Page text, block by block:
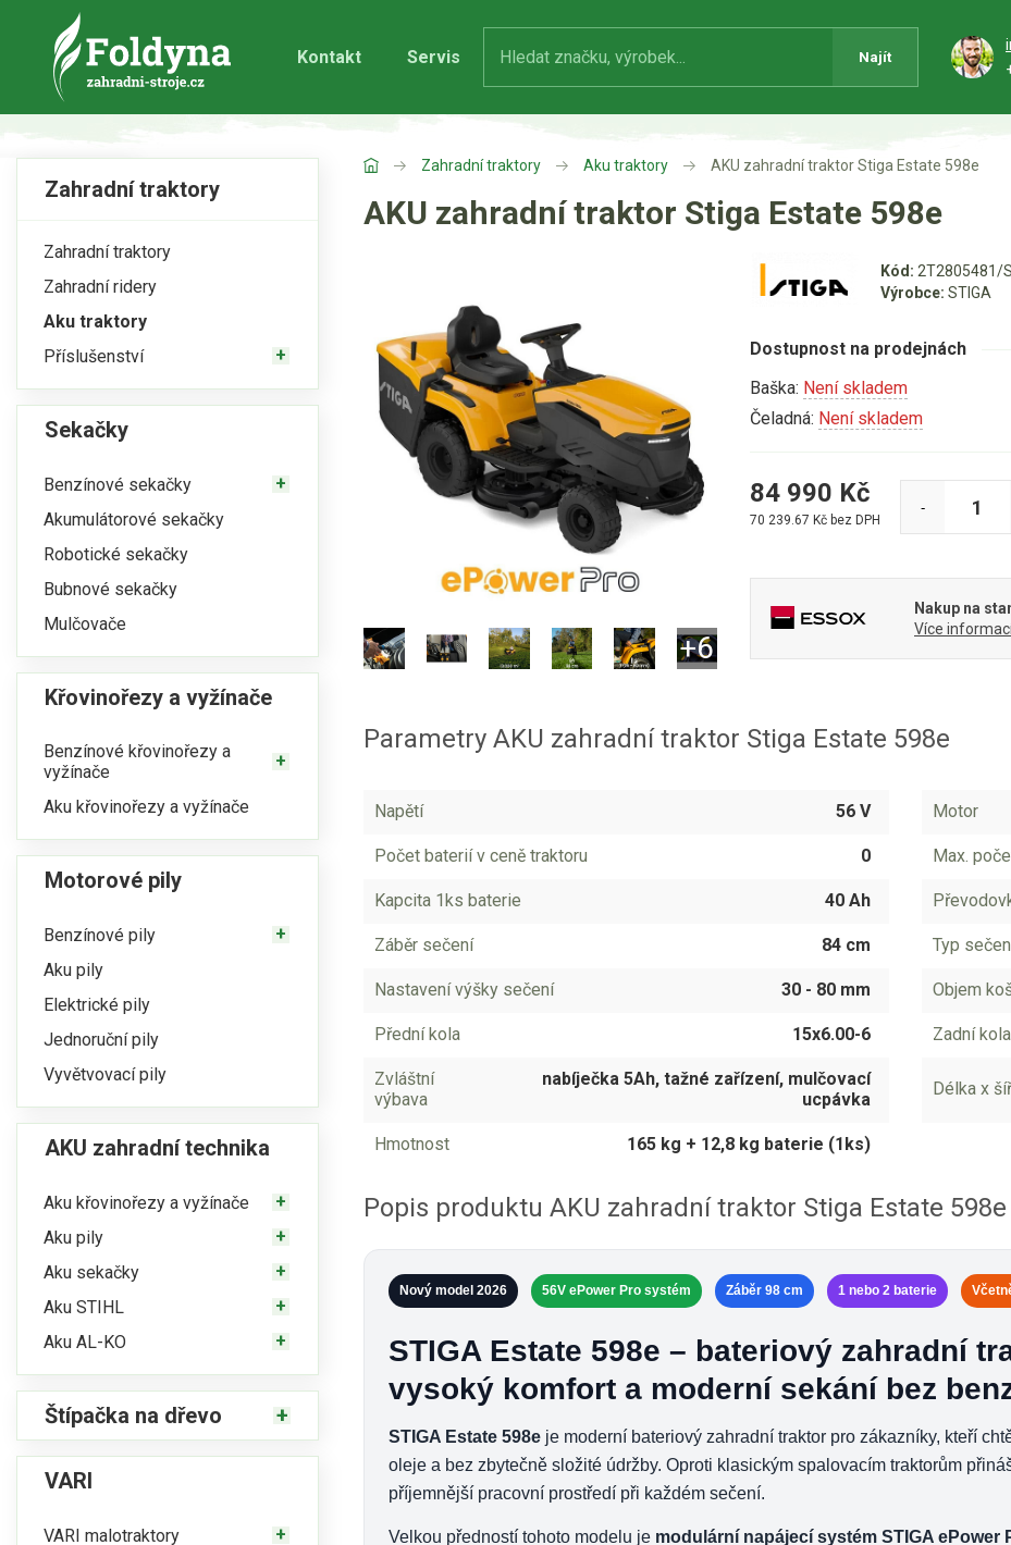
Kontakt Servis Najít
Zahradní traktory
Zahradní traktory
Zahradní ridery
Aku traktory
Příslušenství
Sekačky
Benzínové sekačky
Akumulátorové sekačky
Robotické sekačky
Bubnové sekačky
Mulčovače
Křovinořezy a vyžínače
Benzínové křovinořezy a
vyžínače
Aku křovinořezy a vyžínače
Motorové pily
Benzínové pily
Aku pily
Elektrické pily
Jednoruční pily
Vyvětvovací pily
AKU zahradní technika
Aku křovinořezy a vyžínače
Aku pily
Aku sekačky
Aku STIHL
Aku AL-KO
Štípačka na dřevo
VARI
VARI malotraktory
Zahradní traktory Aku traktory AKU zahradní traktor Stiga Estate 598e
AKU zahradní traktor Stiga Estate 598e
Kód: 2T2805481/
Výrobce: STIGA
Dostupnost na prodejnách
Baška: Není skladem
Čeladná: Není skladem
84 990 Kč
70 239.67 Kč bez DPH
-
Nakup na
Více
Parametry AKU zahradní traktor Stiga Estate 598e
Napětí 56 V Motor
Počet baterií v ceně traktoru 0 Max.
Kapcita 1ks baterie 40 Ah
Záběr sečení 84 cm Typ
Nastavení výšky sečení 30 - 80 mm Objem
Přední kola 15x6.00-6 Zadní kola
Zvláštní
výbava
nabíječka 5Ah, tažné zařízení, mulčovací
ucpávka
Délka x
Hmotnost 165 kg + 12,8 kg baterie (1ks)
Popis produktu AKU zahradní traktor Stiga Estate 598e
Nový model 2026 56V ePower Pro systém Záběr 98 cm 1 nebo 2 baterie
STIGA Estate 598e – bateriový zahradní
vysoký komfort a moderní sekání bez
STIGA Estate 598e je moderní bateriový zahradní traktor pro zákazníky, kteří
oleje a bez zbytečně složité údržby. Oproti klasickým spalovacím traktorům
příjemnější pracovní prostředí při každém sečení.
Velkou předností tohoto modelu je modulární napájecí systém STIGA ePower